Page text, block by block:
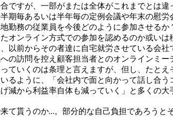
ですが、一部がまたは全体がこれまでとは
期毎あるいは半年毎の定例会議や年末の慰
勤務の従業員を今後どのように参加させる
オンライン方式での参加を認めるのか或い
以前からその者達に自宅就労させている会
の訪問を控え顧客担当者とのオンラインミ
ていくのは条理と言えますが、但し、たと
るように、「会社内で面と向かって話し合
減から利益率自体も減っていく」と多くの大
て貰うのか…。部分的な自己負担であろうと